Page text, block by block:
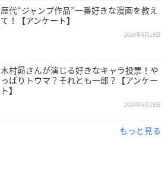
歴代“ジャンプ作品”一番好きな漫画を教え
て！【アンケート】
2024年6月19日
木村昴さんが演じる好きなキャラ投票！や
っぱりトウマ？それとも一郎？【アンケー
ト】
2024年6月19日
もっと見る